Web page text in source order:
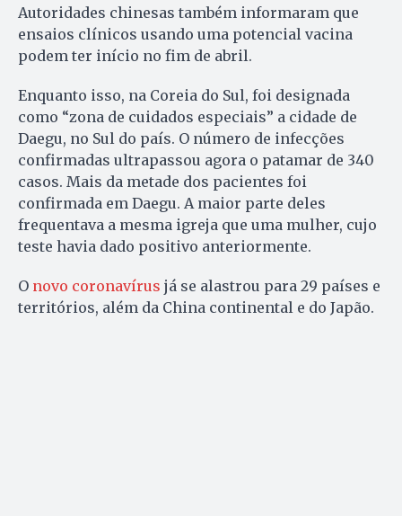
Autoridades chinesas também informaram que
ensaios clínicos usando uma potencial vacina
podem ter início no fim de abril.
Enquanto isso, na Coreia do Sul, foi designada
como “zona de cuidados especiais” a cidade de
Daegu, no Sul do país. O número de infecções
confirmadas ultrapassou agora o patamar de 340
casos. Mais da metade dos pacientes foi
confirmada em Daegu. A maior parte deles
frequentava a mesma igreja que uma mulher, cujo
teste havia dado positivo anteriormente.
O novo coronavírus já se alastrou para 29 países e
territórios, além da China continental e do Japão.